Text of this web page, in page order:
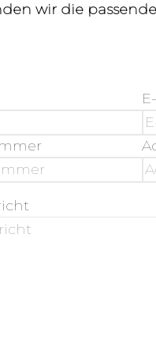
wir die